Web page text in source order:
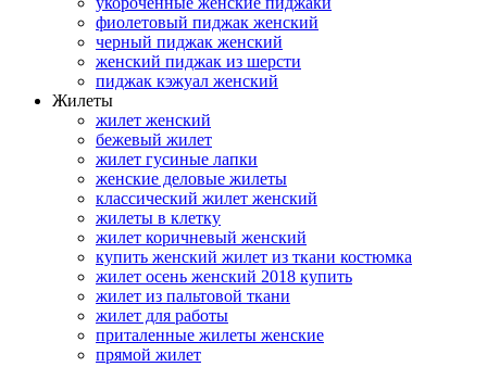
фиолетовый пиджак женский
черный пиджак женский
женский пиджак из шерсти
пиджак кэжуал женский
Жилеты
жилет женский
бежевый жилет
жилет гусиные лапки
женские деловые жилеты
классический жилет женский
жилеты в клетку
жилет коричневый женский
купить женский жилет из ткани костюмка
жилет осень женский 2018 купить
жилет из пальтовой ткани
жилет для работы
приталенные жилеты женские
прямой жилет